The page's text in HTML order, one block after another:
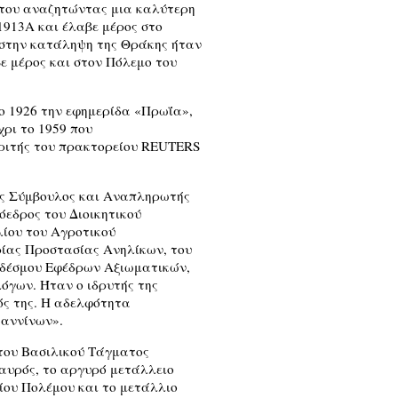
αναζητώντας μια καλύτερη
και έλαβε μέρος στο
κατάληψη της Θράκης ήταν
μέρος και στον Πόλεμο του
1926 την εφημερίδα «Πρωΐα»,
το 1959 που
του πρακτορείου REUTERS
Σύμβουλος και Αναπληρωτής
του Διοικητικού
του Αγροτικού
Προστασίας Ανηλίκων, του
Εφέδρων Αξιωματικών,
Ήταν ο ιδρυτής της
της. Η αδελφότητα
Βασιλικού Τάγματος
το αργυρό μετάλλειο
Πολέμου και το μετάλλιο